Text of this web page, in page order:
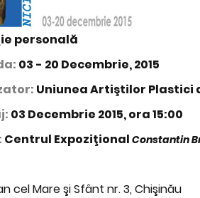
personală
03 - 20 Decembrie, 2015
Uniunea Artiştilor Plastici
03 Decembrie 2015, ora 15:00
Centrul Expoziţional Constantin
cel Mare şi Sfânt nr. 3, Chişinău